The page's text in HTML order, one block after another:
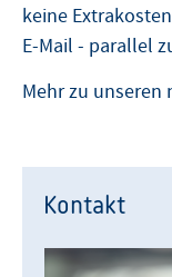
keine
E-Mail - parallel
Mehr zu unseren
Kontakt